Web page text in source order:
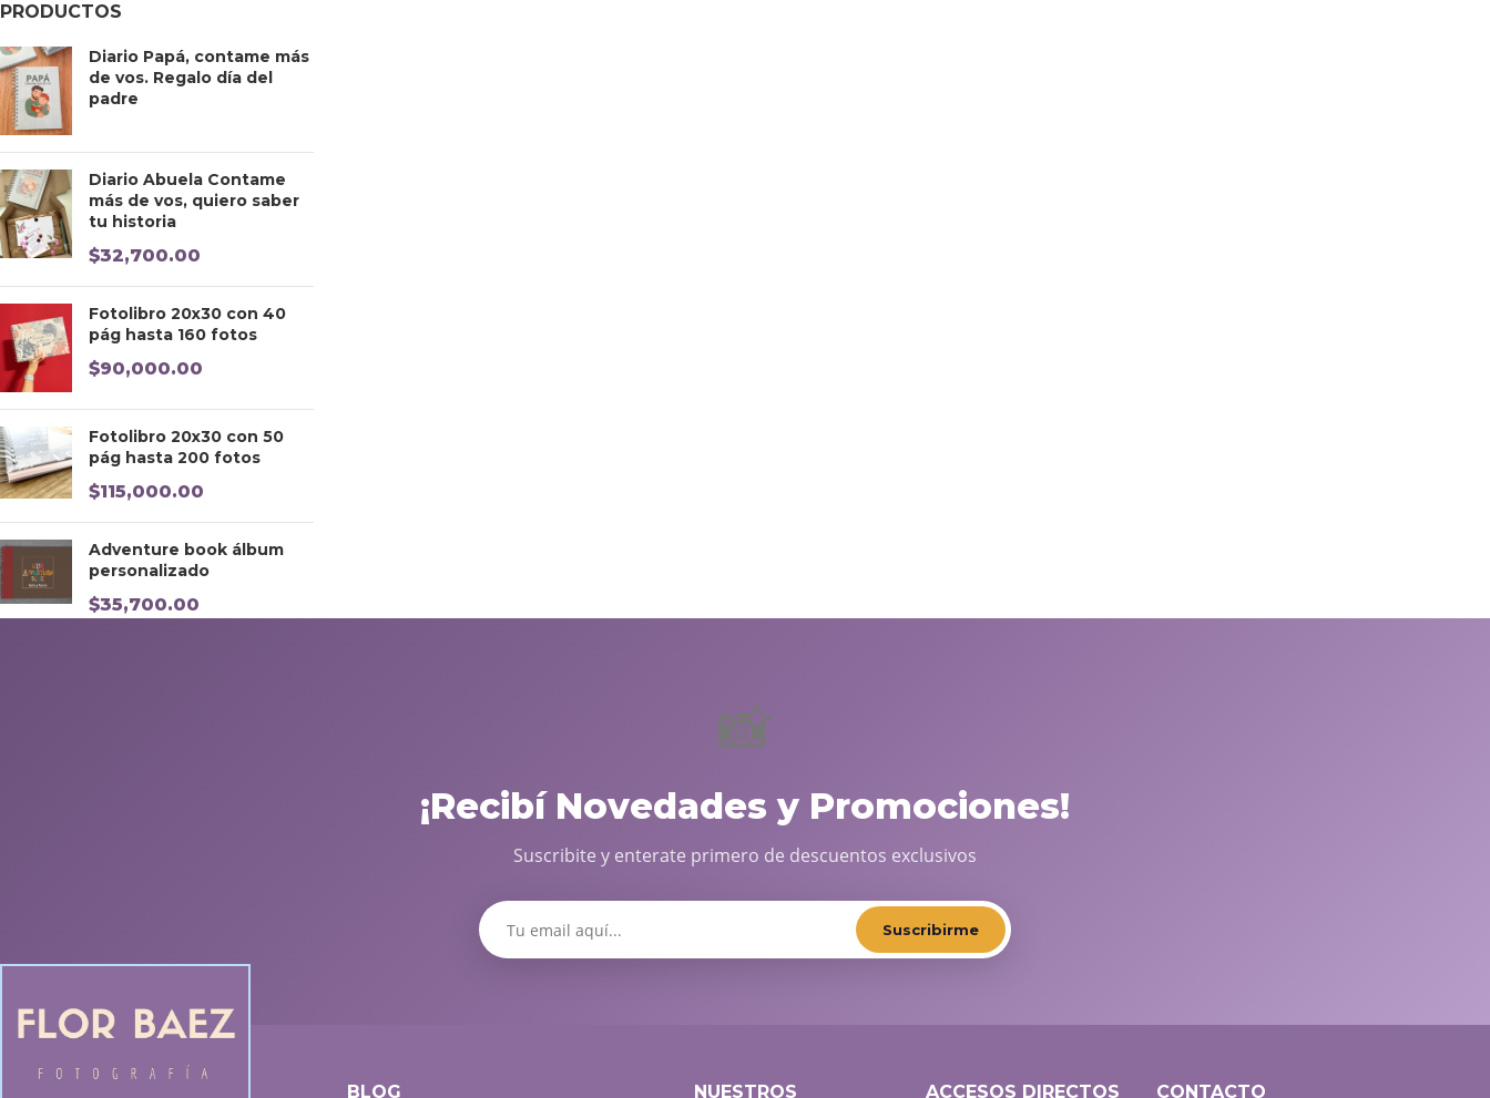
PRODUCTOS
Diario Papá, contame más
de vos. Regalo día del
padre
Diario Abuela Contame
más de vos, quiero saber
tu historia
$32,700.00
Fotolibro 20x30 con 40
pág hasta 160 fotos
$90,000.00
Fotolibro 20x30 con 50
pág hasta 200 fotos
$115,000.00
Adventure book álbum
personalizado
$35,700.00
📸
¡Recibí Novedades y Promociones!
Suscribite y enterate primero de descuentos exclusivos
Suscribirme
BLOG NUESTROS ACCESOS DIRECTOS CONTACTO